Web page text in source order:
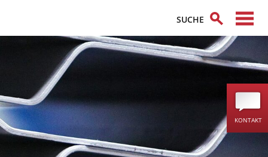
KONTAKT